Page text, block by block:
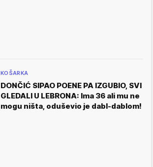
KOŠARKA
DONČIĆ SIPAO POENE PA IZGUBIO, SVI
GLEDALI U LEBRONA: Ima 36 ali mu ne
mogu ništa, oduševio je dabl-dablom!